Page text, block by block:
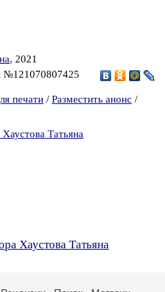
, 2021
№121070807425
печати / Разместить анонс /
Татьяна
Хаустова Татьяна